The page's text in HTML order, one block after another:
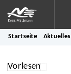
Startseite Aktuelles
Vorlesen